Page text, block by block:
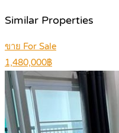
Similar Properties
ขาย For Sale
1,480,000฿